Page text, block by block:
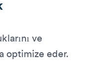
ve
optimize eder.